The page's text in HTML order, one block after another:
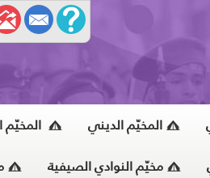
المخيّم الديني المخيّم
مخيّم النوادي الصيفية